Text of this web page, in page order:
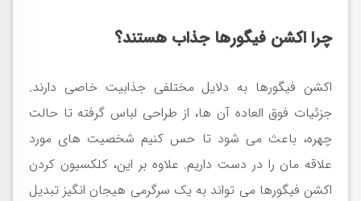
چرا اکشن فیگورها جذاب هستند؟
اکشن فیگورها به دلایل مختلفی جذابیت خاصی دارند.
جزئیات فوق العاده آن ها، از طراحی لباس گرفته تا حالت
چهره، باعث می شود تا حس کنیم شخصیت های مورد
علاقه مان را در دست داریم. علاوه بر این، کلکسیون کردن
اکشن فیگورها می تواند به یک سرگرمی هیجان انگیز تبدیل